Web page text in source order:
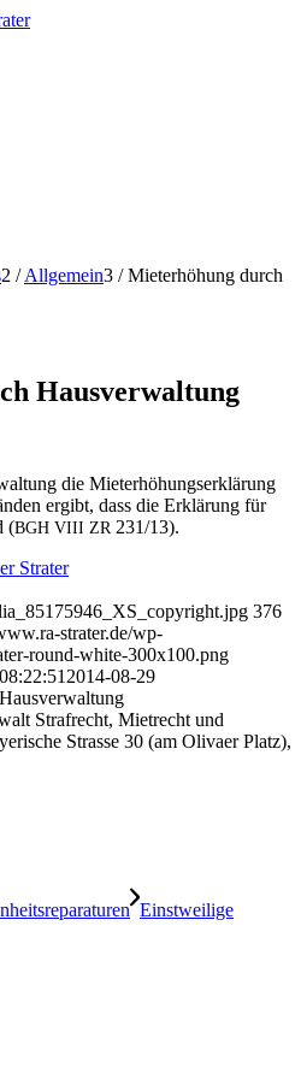
2 / Allgemein3 / Mieterhöhung durch
Hausverwaltung
die Mieter­höhungserk­lärung
ergibt, dass die Erk­lärung für
(BGH VIII ZR 231/13).
Strater
376
strater.de/wp-
round-white-300x100.png
2014-08-29
Strafrecht, Mietrecht und
Stra­sse 30 (am Oli­va­er Platz),
Einstweilige